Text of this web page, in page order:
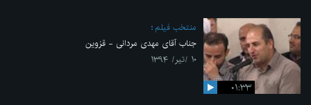
۰۱:۳۳
منتخب فیلم
جناب آقای مهدی مردانی - قزوین
۱۰ /تیر/ ۱۳۹۴